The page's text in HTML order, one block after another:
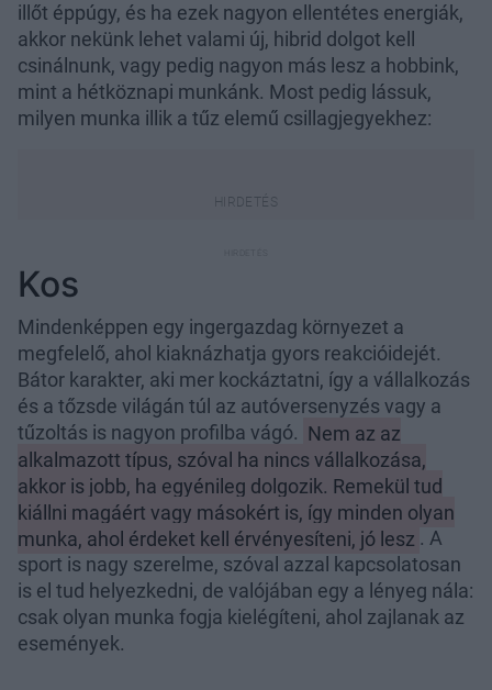
illőt éppúgy, és ha ezek nagyon ellentétes energiák,
akkor nekünk lehet valami új, hibrid dolgot kell
csinálnunk, vagy pedig nagyon más lesz a hobbink,
mint a hétköznapi munkánk. Most pedig lássuk,
milyen munka illik a tűz elemű csillagjegyekhez:
Kos
Mindenképpen egy ingergazdag környezet a
megfelelő, ahol kiaknázhatja gyors reakcióidejét.
Bátor karakter, aki mer kockáztatni, így a vállalkozás
és a tőzsde világán túl az autóversenyzés vagy a
tűzoltás is nagyon profilba vágó. Nem az az
alkalmazott típus, szóval ha nincs vállalkozása,
akkor is jobb, ha egyénileg dolgozik. Remekül tud
kiállni magáért vagy másokért is, így minden olyan
munka, ahol érdeket kell érvényesíteni, jó lesz . A
sport is nagy szerelme, szóval azzal kapcsolatosan
is el tud helyezkedni, de valójában egy a lényeg nála:
csak olyan munka fogja kielégíteni, ahol zajlanak az
események.